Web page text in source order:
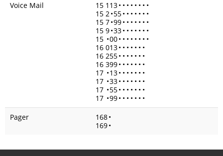
Voice Mail
15 113• • • • • • • •
15 2•55• • • • • • •
15 7•99• • • • • • •
15 9•33• • • • • • •
15 •00• • • • • • • •
16 013• • • • • • •
16 255• • • • • • •
16 399• • • • • • •
17 •13• • • • • • •
17 •33• • • • • • •
17 •55• • • • • • •
17 •99• • • • • • •
Pager
168•
169•